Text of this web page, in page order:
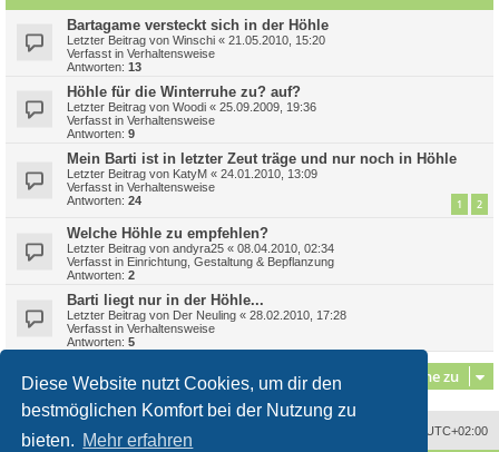
Diese Website nutzt Cookies, um dir den
bestmöglichen Komfort bei der Nutzung zu
bieten. Mehr erfahren
Bartagame versteckt sich in der Höhle
Letzter Beitrag von Winschi « 21.05.2010, 15:20
Verfasst in Verhaltensweise
Antworten: 13
Höhle für die Winterruhe zu? auf?
Letzter Beitrag von Woodi « 25.09.2009, 19:36
Verfasst in Verhaltensweise
Antworten: 9
Mein Barti ist in letzter Zeut träge und nur noch in Höhle
Letzter Beitrag von KatyM « 24.01.2010, 13:09
Verfasst in Verhaltensweise
Antworten: 24 1 2
Welche Höhle zu empfehlen?
Letzter Beitrag von andyra25 « 08.04.2010, 02:34
Verfasst in Einrichtung, Gestaltung & Bepflanzung
Antworten: 2
Barti liegt nur in der Höhle...
Letzter Beitrag von Der Neuling « 28.02.2010, 17:28
Verfasst in Verhaltensweise
Antworten: 5
Gehe zu
UTC+02:00